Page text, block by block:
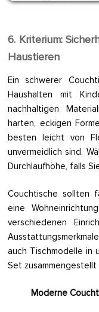
6. Kriterium:
Haustieren
Ein schwerer
Haushalten mit
nachhaltigen
harten, eckigen
besten leicht von
unvermeidlich sind.
Durchlaufhöhe, falls
Couchtische sollten
eine
verschiedenen
auch Tischmodelle in
Set zusammengestellt
Moderne